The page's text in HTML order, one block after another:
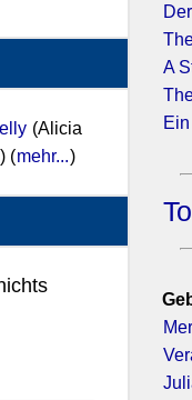
(Alicia
(mehr...)
A